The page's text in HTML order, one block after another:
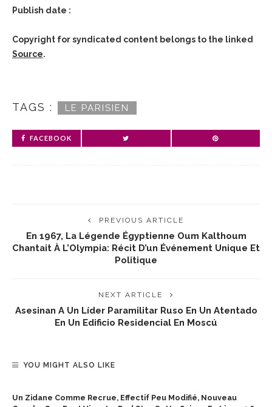
Publish date :
Copyright for syndicated content belongs to the linked
Source.
TAGS : LE PARISIEN
FACEBOOK
PREVIOUS ARTICLE
En 1967, La Légende Égyptienne Oum Kalthoum
Chantait À L’Olympia: Récit D’un Événement Unique Et
Politique
NEXT ARTICLE
Asesinan A Un Líder Paramilitar Ruso En Un Atentado
En Un Edificio Residencial En Moscú
YOU MIGHT ALSO LIKE
Un Zidane Comme Recrue, Effectif Peu Modifié, Nouveau